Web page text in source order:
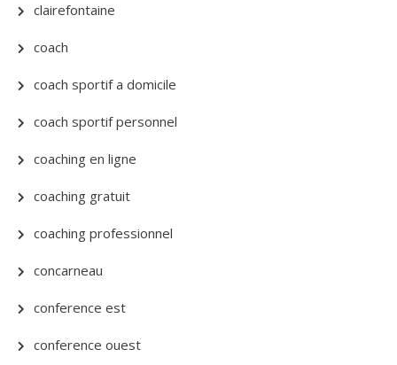
clairefontaine
coach
coach sportif a domicile
coach sportif personnel
coaching en ligne
coaching gratuit
coaching professionnel
concarneau
conference est
conference ouest